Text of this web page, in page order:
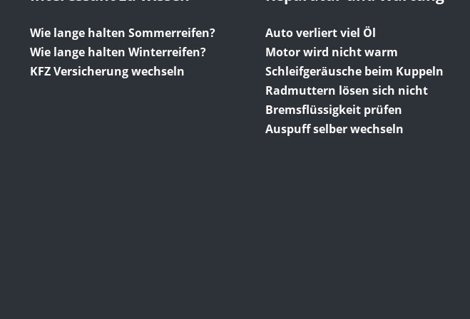
Wie lange halten Sommerreifen?
Wie lange halten Winterreifen?
KFZ Versicherung wechseln
Auto verliert viel Öl
Motor wird nicht warm
Schleifgeräusche beim Kuppeln
Radmuttern lösen sich nicht
Bremsflüssigkeit prüfen
Auspuff selber wechseln